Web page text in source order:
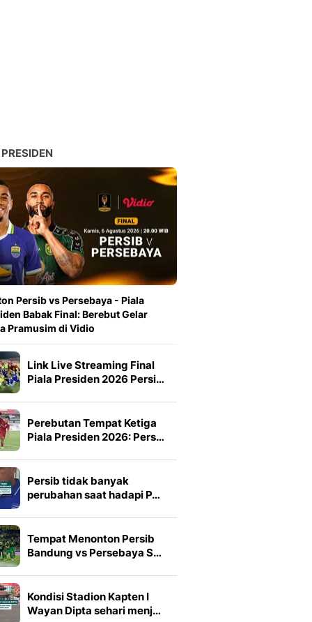
Persib vs Persebaya - Piala
Babak Final: Berebut Gelar
Pramusim di Vidio
Link Live Streaming Final
Piala Presiden 2026 Persi…
Perebutan Tempat Ketiga
Piala Presiden 2026: Pers…
Persib tidak banyak
perubahan saat hadapi P…
Tempat Menonton Persib
Bandung vs Persebaya S…
Kondisi Stadion Kapten I
Wayan Dipta sehari menj…